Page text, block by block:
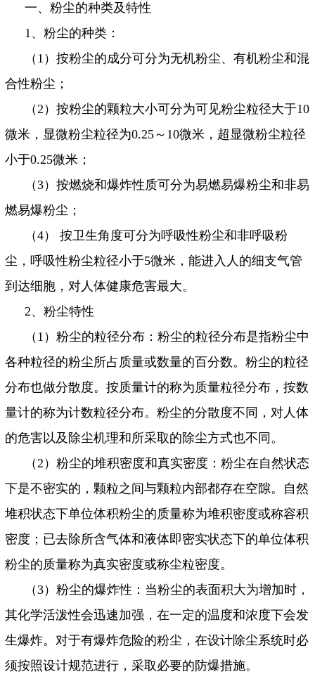
一、粉尘的种类及特性
1、粉尘的种类：
（ 1 ）按粉尘的成分可分为无机粉尘、有机粉尘和混
合性粉尘；
（2 ）按粉尘的颗粒大小可分为可见粉尘粒径大于10
微米，显微粉尘粒径为0.25～ 10微米，超显微粉尘粒径
小于0.25微米；
（3）按燃烧和爆炸性质可分为易燃易爆粉尘和非易
燃易爆粉尘；
（4） 按卫生角度可分为呼吸性粉尘和非呼吸粉
尘，呼吸性粉尘粒径小于5微米，能进入人的细支气管
到达细胞，对人体健康危害最大。
2、粉尘特性
（ 1 ）粉尘的粒径分布：粉尘的粒径分布是指粉尘中
各种粒径的粉尘所占质量或数量的百分数。粉尘的粒径
分布也做分散度。按质量计的称为质量粒径分布，按数
量计的称为计数粒径分布。粉尘的分散度不同，对人体
的危害以及除尘机理和所采取的除尘方式也不同。
（2 ）粉尘的堆积密度和真实密度：粉尘在自然状态
下是不密实的，颗粒之间与颗粒内部都存在空隙。自然
堆积状态下单位体积粉尘的质量称为堆积密度或称容积
密度；已去除所含气体和液体即密实状态下的单位体积
粉尘的质量称为真实密度或称尘粒密度。
（3）粉尘的爆炸性：当粉尘的表面积大为增加时，
其化学活泼性会迅速加强，在一定的温度和浓度下会发
生爆炸。对于有爆炸危险的粉尘，在设计除尘系统时必
须按照设计规范进行，采取必要的防爆措施。